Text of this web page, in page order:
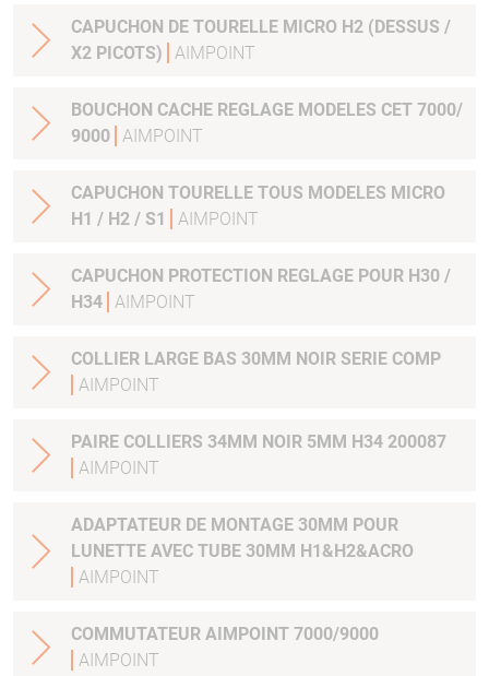
CAPUCHON DE TOURELLE MICRO H2 (DESSUS /
X2 PICOTS)
AIMPOINT
BOUCHON CACHE REGLAGE MODELES CET 7000/
9000 AIMPOINT
CAPUCHON TOURELLE TOUS MODELES MICRO
H1 / H2 / S1
AIMPOINT
CAPUCHON PROTECTION REGLAGE POUR H30 /
H34 AIMPOINT
COLLIER LARGE BAS 30MM NOIR SERIE COMP
AIMPOINT
PAIRE COLLIERS 34MM NOIR 5MM H34 200087
AIMPOINT
ADAPTATEUR DE MONTAGE 30MM POUR
LUNETTE AVEC TUBE 30MM H1&H2&ACRO
AIMPOINT
COMMUTATEUR AIMPOINT 7000/9000
AIMPOINT